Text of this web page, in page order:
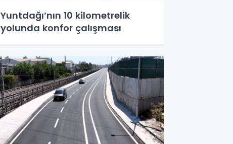
Yuntdağı’nın 10 kilometrelik
yolunda konfor çalışması